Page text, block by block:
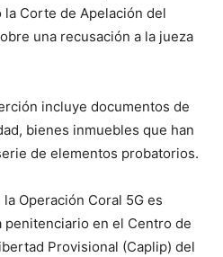
Corte de Apelación del
una recusación a la jueza
incluye documentos de
bienes inmuebles que han
de elementos probatorios.
Operación Coral 5G es
en el Centro de
Provisional (Caplip) del